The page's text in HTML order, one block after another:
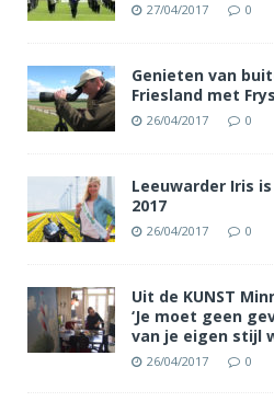
27/04/2017 0
Genieten van
Friesland met
26/04/2017 0
Leeuwarder Iris
2017
26/04/2017 0
Uit de KUNST
‘Je moet geen
van je eigen stijl
26/04/2017 0